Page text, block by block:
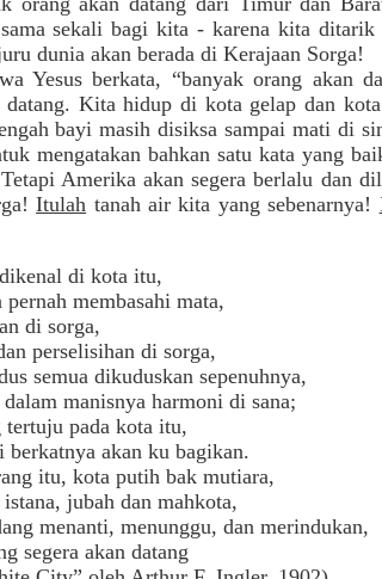
sekali bagi kita - karena kita
dunia akan berada di Kerajaan Sorga!
Yesus berkata, “banyak orang akan
datang. Kita hidup di kota gelap dan
bayi masih disiksa sampai mati di
mengatakan bahkan satu kata yang
Amerika akan segera berlalu dan
Itulah tanah air kita yang sebenarnya!
di kota itu,
membasahi mata,
di sorga,
perselisihan di sorga,
semua dikuduskan sepenuhnya,
manisnya harmoni di sana;
tertuju pada kota itu,
akan ku bagikan.
itu, kota putih bak mutiara,
jubah dan mahkota,
menanti, menunggu, dan merindukan,
segera akan datang